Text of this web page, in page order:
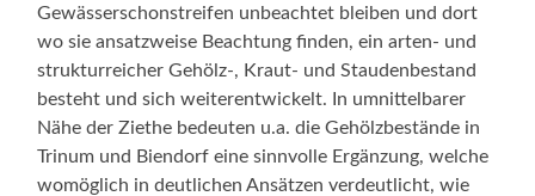
Gewässerschonstreifen unbeachtet bleiben und dort
wo sie ansatzweise Beachtung finden, ein arten- und
strukturreicher Gehölz-, Kraut- und Staudenbestand
besteht und sich weiterentwickelt. In umnittelbarer
Nähe der Ziethe bedeuten u.a. die Gehölzbestände in
Trinum und Biendorf eine sinnvolle Ergänzung, welche
womöglich in deutlichen Ansätzen verdeutlicht, wie